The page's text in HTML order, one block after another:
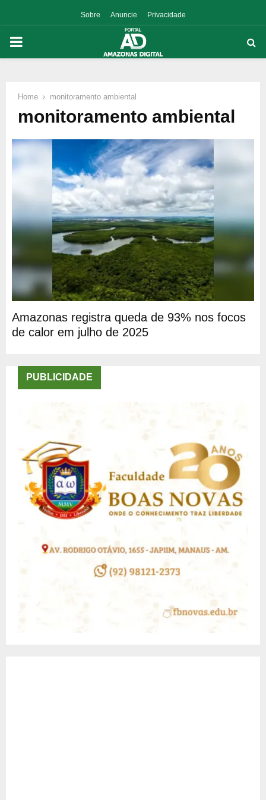
Sobre Anuncie Privacidade
PRIMARY
Home monitoramento ambiental
monitoramento ambiental
Amazonas registra queda de 93% nos focos
de calor em julho de 2025
PUBLICIDADE